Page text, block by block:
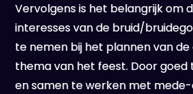
Vervolgens is het belangrijk om
interesses van de bruid/
te nemen bij het plannen van
thema van het feest. Door
en samen te werken met